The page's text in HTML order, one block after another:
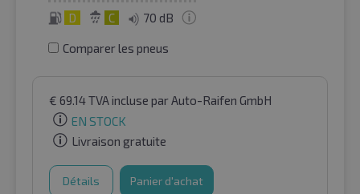
D C 70 dB
Comparer les pneus
€ 69.14TVA incluse par Auto-Raifen GmbH
EN STOCK
Livraison gratuite
Détails Panier d'achat